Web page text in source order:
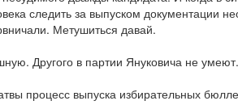
следить за выпуском документации
Метушиться давай.
Другого в партии Януковича не умеют.
процесс выпуска избирательных